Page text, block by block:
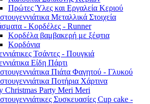
Πρώτες Ύλες και Εργαλεία Κεριού
Μεταλλικά Στοιχεία
- Κορδέλες - Runner
Κορδέλα βαμβακερή με ξέφτια
Κορδόνια
Τσάντες - Πουγκιά
Είδη Πάρτι
Πιάτα Φαγητού - Γλυκού
Ποτήρια Χάρτινα
Christmas Party Meri Meri
Συσκευασίες Cup cake -